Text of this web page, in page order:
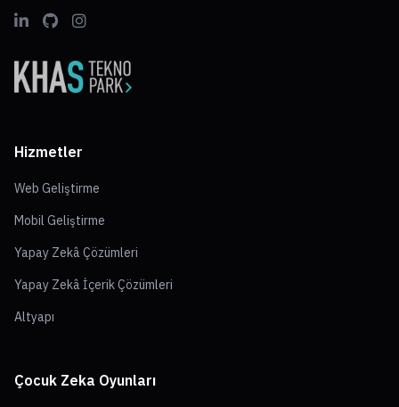
Hizmetler
Web Geliştirme
Mobil Geliştirme
Yapay Zekâ Çözümleri
Yapay Zekâ İçerik Çözümleri
Altyapı
Çocuk Zeka Oyunları